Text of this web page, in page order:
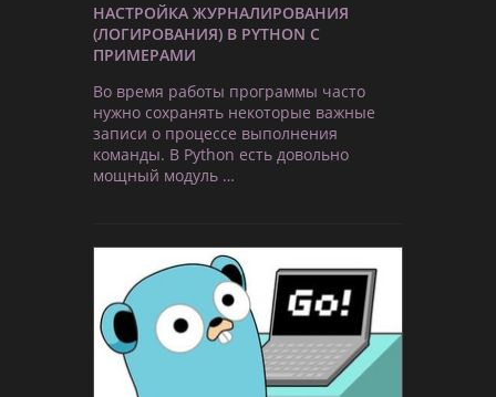
НАСТРОЙКА ЖУРНАЛИРОВАНИЯ
(ЛОГИРОВАНИЯ) В PYTHON С
ПРИМЕРАМИ
Во время работы программы часто
нужно сохранять некоторые важные
записи о процессе выполнения
команды. В Python есть довольно
мощный модуль …